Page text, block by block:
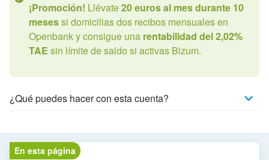
¡Promoción! Llévate20 euros al mes durante 10
mesessi domicilias dos recibos mensuales en
Openbank y consigue una rentabilidad del 2,02%
TAE sin límite de saldo si activas Bizum.
¿Qué puedes hacer con esta cuenta?
En esta página